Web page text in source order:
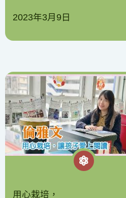
2023年3月9日
用心栽培，